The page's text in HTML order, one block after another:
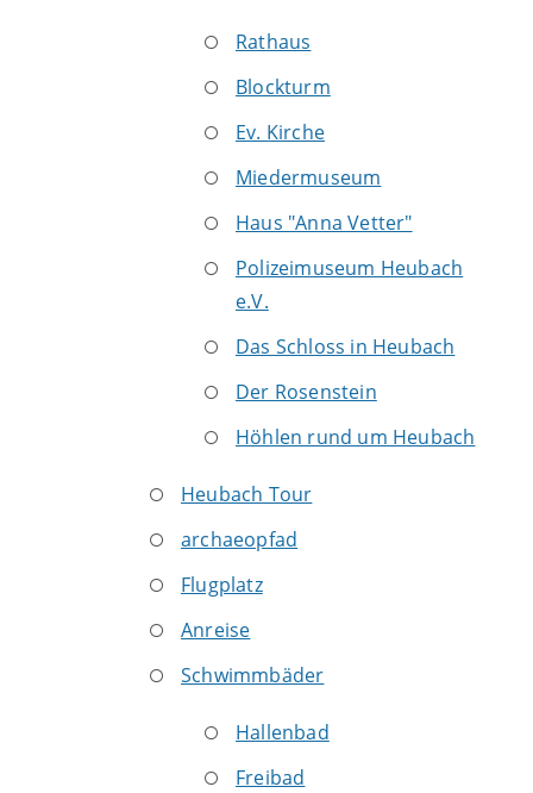
Rathaus
Blockturm
Ev. Kirche
Miedermuseum
Haus "Anna Vetter"
Polizeimuseum Heubach
e.V.
Das Schloss in Heubach
Der Rosenstein
Höhlen rund um Heubach
Heubach Tour
archaeopfad
Flugplatz
Anreise
Schwimmbäder
Hallenbad
Freibad